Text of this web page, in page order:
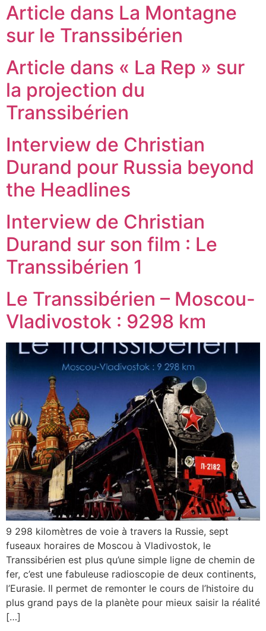
Article dans La Montagne
sur le Transsibérien
Article dans « La Rep » sur
la projection du
Transsibérien
Interview de Christian
Durand pour Russia beyond
the Headlines
Interview de Christian
Durand sur son film : Le
Transsibérien 1
Le Transsibérien – Moscou-
Vladivostok : 9298 km
9 298 kilomètres de voie à travers la Russie, sept
fuseaux horaires de Moscou à Vladivostok, le
Transsibérien est plus qu’une simple ligne de chemin de
fer, c’est une fabuleuse radioscopie de deux continents,
l’Eurasie. Il permet de remonter le cours de l’histoire du
plus grand pays de la planète pour mieux saisir la réalité
[…]